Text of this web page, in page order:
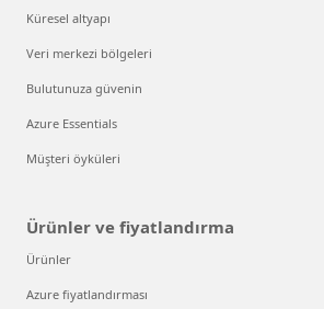
Küresel altyapı
Veri merkezi bölgeleri
Bulutunuza güvenin
Azure Essentials
Müşteri öyküleri
Ürünler ve fiyatlandırma
Ürünler
Azure fiyatlandırması